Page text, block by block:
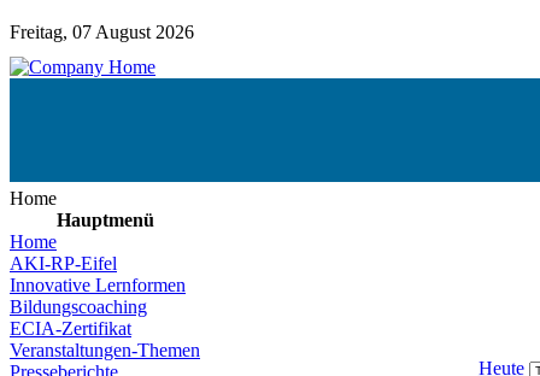
Freitag, 07 August 2026
Home
Hauptmenü
Home
AKI-RP-Eifel
Innovative Lernformen
Bildungscoaching
ECIA-Zertifikat
Veranstaltungen-Themen
Presseberichte
Heute